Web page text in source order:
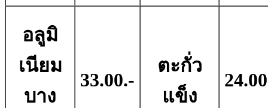
อลูมิ
เนียม
บาง
33.00.-
ตะกั่ว
แข็ง